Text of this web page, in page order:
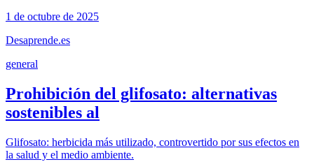
1 de octubre de 2025
Desaprende.es
general
Prohibición del glifosato: alternativas
sostenibles al
Glifosato: herbicida más utilizado, controvertido por sus efectos en
la salud y el medio ambiente.